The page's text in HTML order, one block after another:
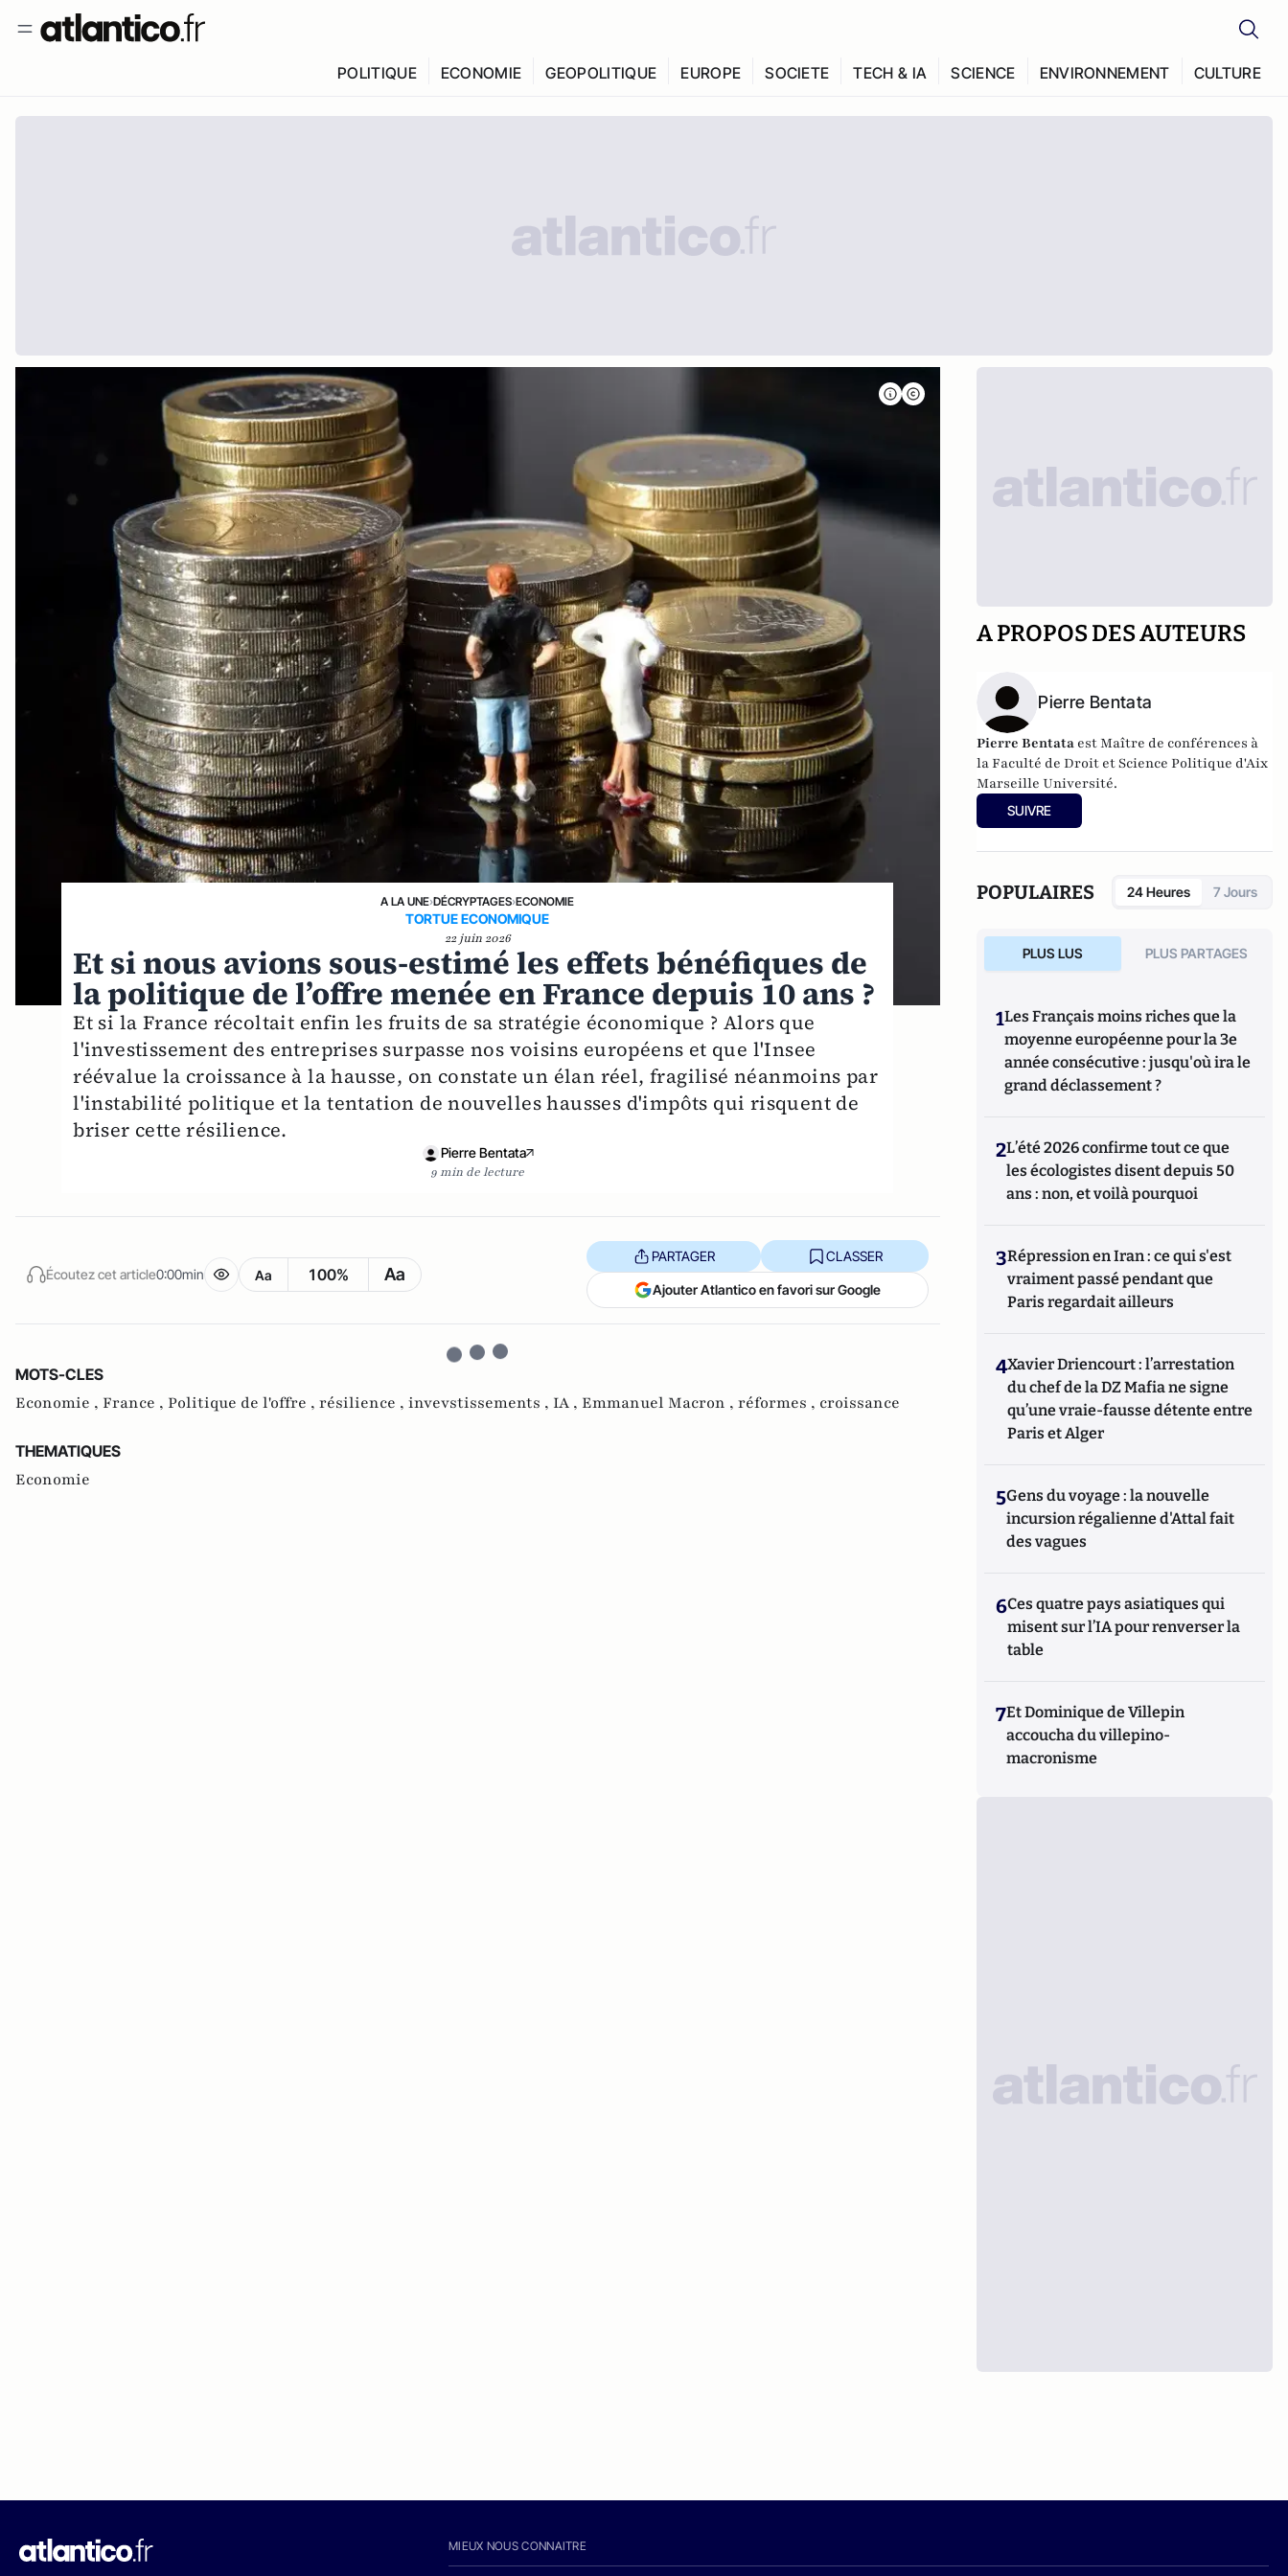
POLITIQUE ECONOMIE GEOPOLITIQUE EUROPE SOCIETE TECH & IA SCIENCE ENVIRONNEMENT CULTURE
A LA UNE›DÉCRYPTAGES›ECONOMIE
TORTUE ECONOMIQUE
22 juin 2026
Et si nous avions sous-estimé les effets bénéfiques de
la politique de l’offre menée en France depuis 10 ans ?
Et si la France récoltait enfin les fruits de sa stratégie économique ? Alors que
l'investissement des entreprises surpasse nos voisins européens et que l'Insee
réévalue la croissance à la hausse, on constate un élan réel, fragilisé néanmoins par
l'instabilité politique et la tentation de nouvelles hausses d'impôts qui risquent de
briser cette résilience.
Pierre Bentata
9 min de lecture
Écoutez cet article0:00min Aa 100% Aa
PARTAGER CLASSER
Ajouter Atlantico en favori sur Google
MOTS-CLES
Economie , France , Politique de l'offre , résilience , invevstissements , IA , Emmanuel Macron , réformes , croissance
THEMATIQUES
Economie
A PROPOS DES AUTEURS
Pierre Bentata
Pierre Bentata est Maître de conférences à
la Faculté de Droit et Science Politique d'Aix
Marseille Université.
SUIVRE
POPULAIRES 24 Heures 7 Jours
PLUS LUS PLUS PARTAGES
1Les Français moins riches que la
moyenne européenne pour la 3e
année consécutive : jusqu'où ira le
grand déclassement ?
2L’été 2026 confirme tout ce que
les écologistes disent depuis 50
ans : non, et voilà pourquoi
3Répression en Iran : ce qui s'est
vraiment passé pendant que
Paris regardait ailleurs
4Xavier Driencourt : l’arrestation
du chef de la DZ Mafia ne signe
qu’une vraie-fausse détente entre
Paris et Alger
5Gens du voyage : la nouvelle
incursion régalienne d'Attal fait
des vagues
6Ces quatre pays asiatiques qui
misent sur l’IA pour renverser la
table
7Et Dominique de Villepin
accoucha du villepino-
macronisme
MIEUX NOUS CONNAITRE